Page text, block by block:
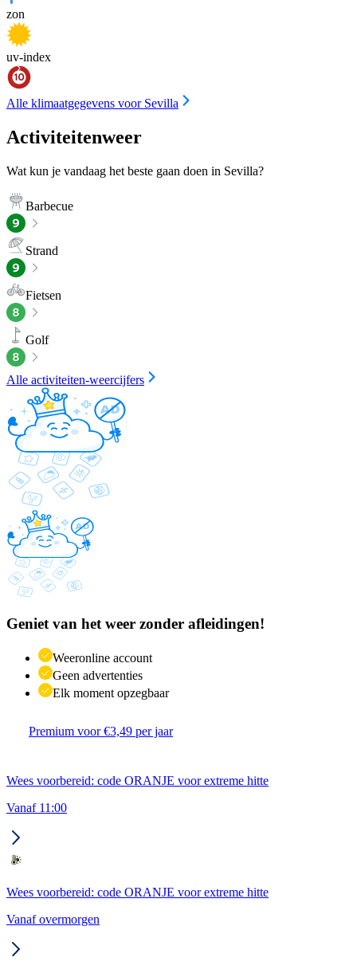
zon
uv-index
Alle klimaatgegevens voor Sevilla
Activiteitenweer
Wat kun je vandaag het beste gaan doen in Sevilla?
Barbecue
Strand
Fietsen
Golf
Alle activiteiten-weercijfers
Geniet van het weer zonder afleidingen!
Weeronline account
Geen advertenties
Elk moment opzegbaar
Premium voor €3,49 per jaar
Wees voorbereid: code ORANJE voor extreme hitte
Vanaf 11:00
Wees voorbereid: code ORANJE voor extreme hitte
Vanaf overmorgen